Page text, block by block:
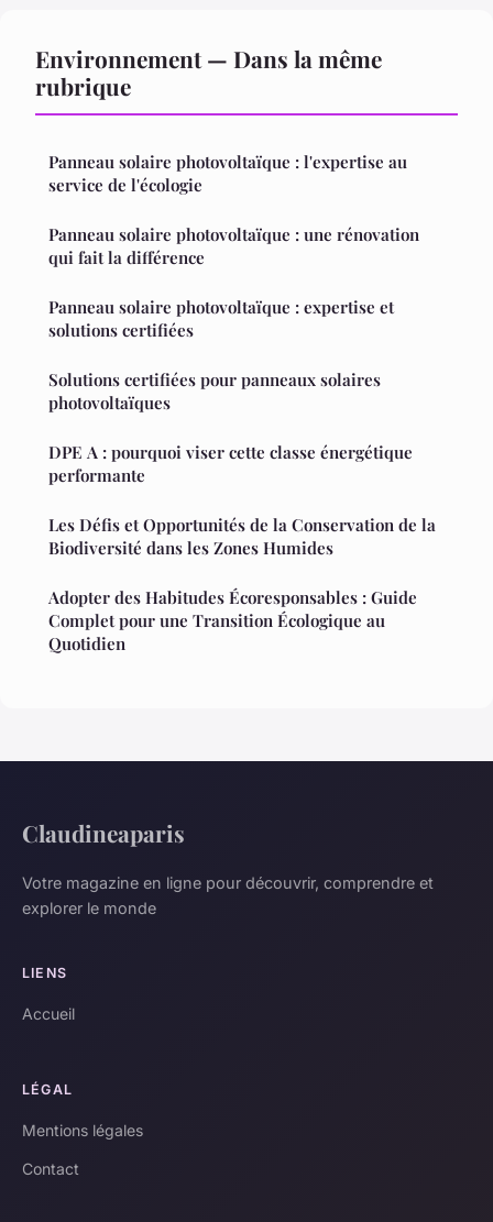
Environnement — Dans la même
rubrique
Panneau solaire photovoltaïque : l'expertise au
service de l'écologie
Panneau solaire photovoltaïque : une rénovation
qui fait la différence
Panneau solaire photovoltaïque : expertise et
solutions certifiées
Solutions certifiées pour panneaux solaires
photovoltaïques
DPE A : pourquoi viser cette classe énergétique
performante
Les Défis et Opportunités de la Conservation de la
Biodiversité dans les Zones Humides
Adopter des Habitudes Écoresponsables : Guide
Complet pour une Transition Écologique au
Quotidien
Claudineaparis
Votre magazine en ligne pour découvrir, comprendre et
explorer le monde
LIENS
Accueil
LÉGAL
Mentions légales
Contact